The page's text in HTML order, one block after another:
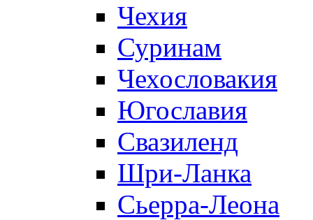
Чехия
Суринам
Чехословакия
Югославия
Свазиленд
Шри-Ланка
Сьерра-Леона